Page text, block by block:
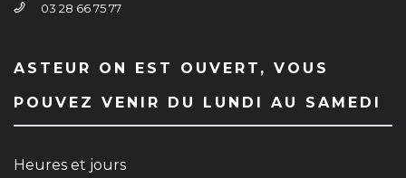
03 28 66 75 77
ASTEUR ON EST OUVERT, VOUS
POUVEZ VENIR DU LUNDI AU SAMEDI
Heures et jours